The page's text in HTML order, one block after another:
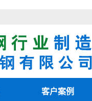
客户案例